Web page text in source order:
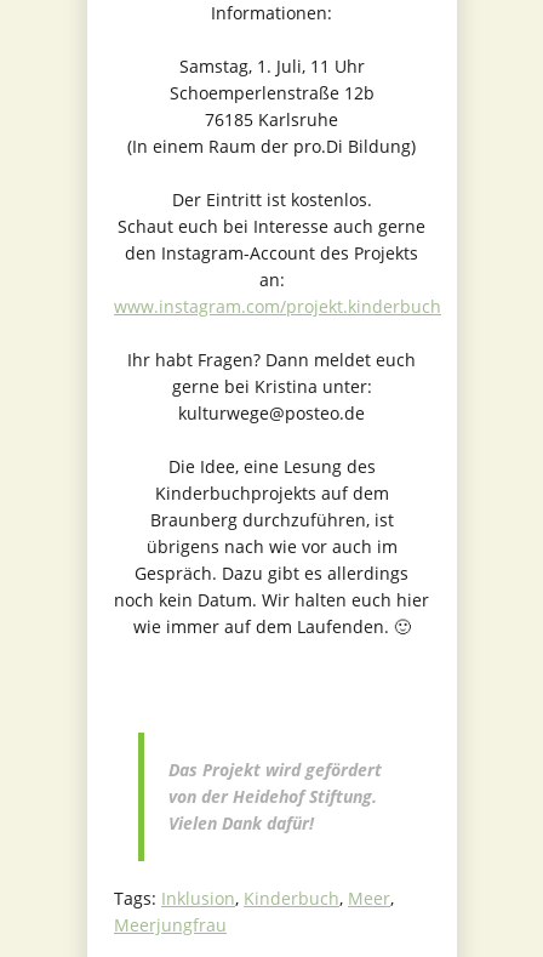
Informationen:
Samstag, 1. Juli, 11 Uhr
Schoemperlenstraße 12b
76185 Karlsruhe
(In einem Raum der pro.Di Bildung)
Der Eintritt ist kostenlos.
Schaut euch bei Interesse auch gerne
den Instagram-Account des Projekts
an:
www.instagram.com/projekt.kinderbuch
Ihr habt Fragen? Dann meldet euch
gerne bei Kristina unter:
kulturwege@posteo.de
Die Idee, eine Lesung des
Kinderbuchprojekts auf dem
Braunberg durchzuführen, ist
übrigens nach wie vor auch im
Gespräch. Dazu gibt es allerdings
noch kein Datum. Wir halten euch hier
wie immer auf dem Laufenden. 🙂
Das Projekt wird gefördert
von der Heidehof Stiftung.
Vielen Dank dafür!
Tags: Inklusion, Kinderbuch, Meer,
Meerjungfrau